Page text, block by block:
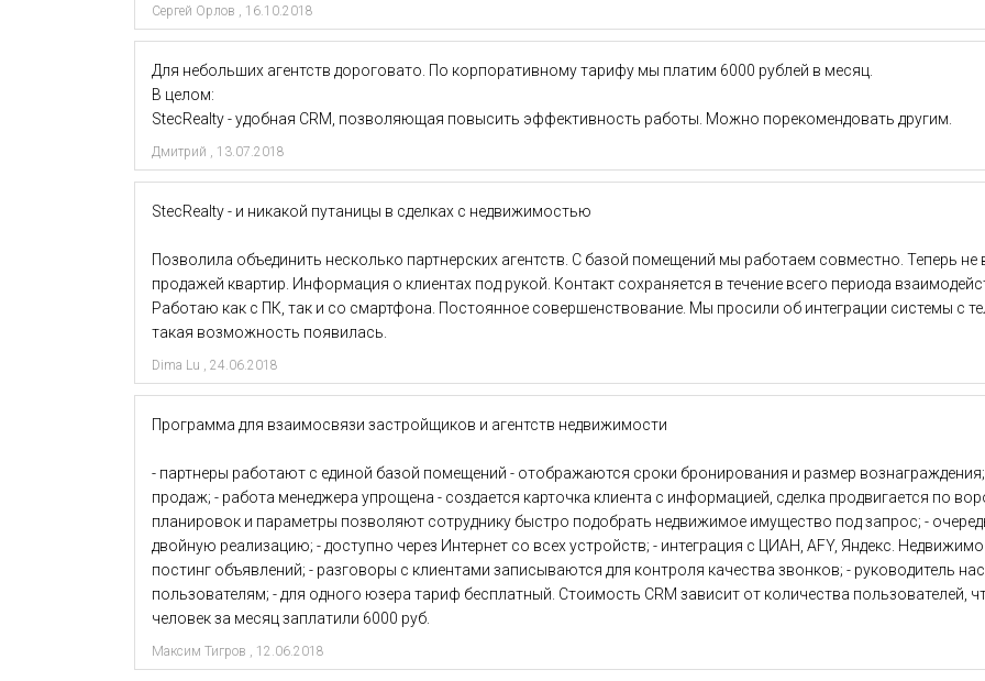
Сергей Орлов , 16.10.2018
Дмитрий , 13.07.2018
Для небольших агентств дороговато. По корпоративному тарифу мы платим 6000 рублей в месяц.
В целом:
StecRealty - удобная CRM, позволяющая повысить эффективность работы. Можно порекомендовать другим.
Dima Lu , 24.06.2018
StecRealty - и никакой путаницы в сделках с недвижимостью
Позволила объединить несколько партнерских агентств. С базой помещений мы работаем совместно. Теперь не
продажей квартир. Информация о клиентах под рукой. Контакт сохраняется в течение всего периода
Работаю как с ПК, так и со смартфона. Постоянное совершенствование. Мы просили об интеграции системы с
такая возможность появилась.
Максим Тигров , 12.06.2018
Программа для взаимосвязи застройщиков и агентств недвижимости
- партнеры работают с единой базой помещений - отображаются сроки бронирования и размер
продаж; - работа менеджера упрощена - создается карточка клиента с информацией, сделка продвигается по
планировок и параметры позволяют сотруднику быстро подобрать недвижимое имущество под запрос; -
двойную реализацию; - доступно через Интернет со всех устройств; - интеграция с ЦИАН, AFY, Яндекс.
постинг объявлений; - разговоры с клиентами записываются для контроля качества звонков; - руководитель
пользователям; - для одного юзера тариф бесплатный. Стоимость CRM зависит от количества пользователей,
человек за месяц заплатили 6000 руб.